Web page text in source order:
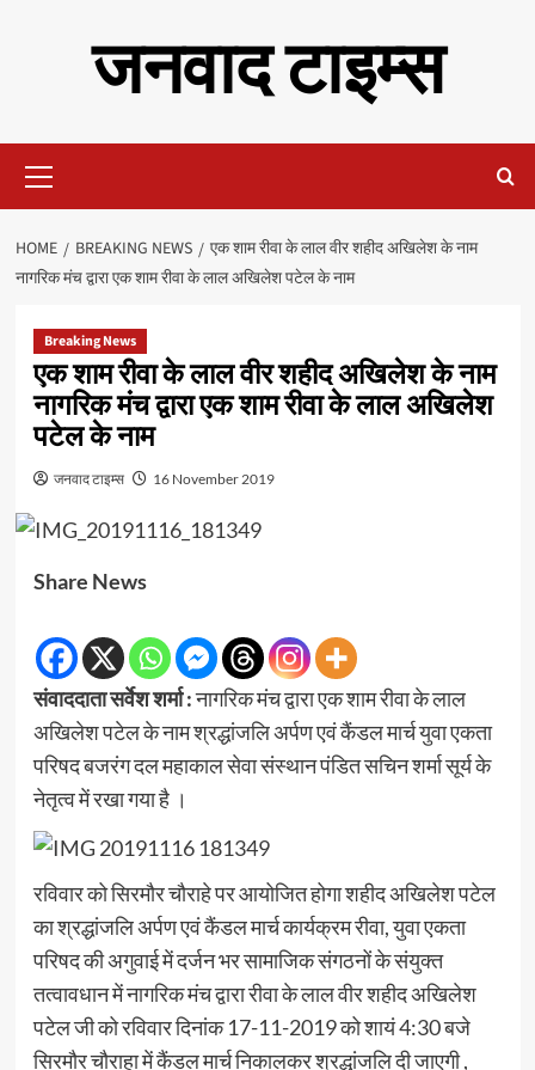
जनवाद टाइम्स
Menu
HOME BREAKING NEWS
एक शाम रीवा के लाल वीर शहीद अखिलेश के नाम
नागरिक मंच द्वारा एक शाम रीवा के लाल अखिलेश पटेल के नाम
Breaking News
एक शाम रीवा के लाल वीर शहीद अखिलेश के नाम
नागरिक मंच द्वारा एक शाम रीवा के लाल अखिलेश
पटेल के नाम
जनवाद टाइम्स 16 November 2019
Share News
संवाददाता सर्वेश शर्मा :नागरिक मंच द्वारा एक शाम रीवा के लाल
अखिलेश पटेल के नाम श्रद्धांजलि अर्पण एवं कैंडल मार्च युवा एकता
परिषद बजरंग दल महाकाल सेवा संस्थान पंडित सचिन शर्मा सूर्य के
नेतृत्व में रखा गया है ।
रविवार को सिरमौर चौराहे पर आयोजित होगा शहीद अखिलेश पटेल
का श्रद्धांजलि अर्पण एवं कैंडल मार्च कार्यक्रम रीवा, युवा एकता
परिषद की अगुवाई में दर्जन भर सामाजिक संगठनों के संयुक्त
तत्वावधान में नागरिक मंच द्वारा रीवा के लाल वीर शहीद अखिलेश
पटेल जी को रविवार दिनांक 17-11-2019 को शायं 4:30 बजे
सिरमौर चौराहा में कैंडल मार्च निकालकर श्रद्धांजलि दी जाएगी ,